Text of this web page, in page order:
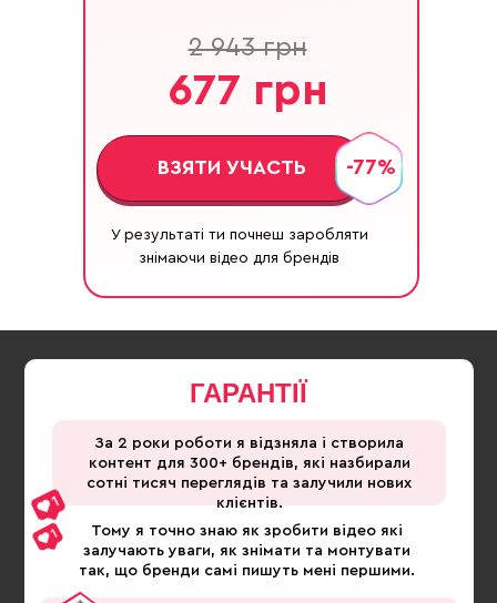
2 943 грн
У результаті ти почнеш заробляти
знімаючи відео для брендів
677 грн
ВЗЯТИ УЧАСТЬ -77%
За 2 роки роботи я відзняла і створила
контент для 300+ брендів, які назбирали
сотні тисяч переглядів та залучили нових
клієнтів.
Тому я точно знаю як зробити відео які
залучають уваги, як знімати та монтувати
так, що бренди самі пишуть мені першими.
ГАРАНТІЇ